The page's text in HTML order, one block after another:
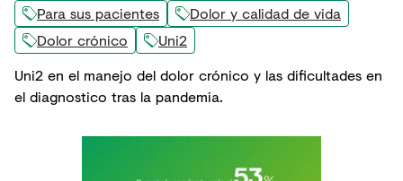
Para sus pacientes
Dolor y calidad de vida
Dolor crónico
Uni2
Uni2 en el manejo del dolor crónico y las dificultades en
el diagnostico tras la pandemia.